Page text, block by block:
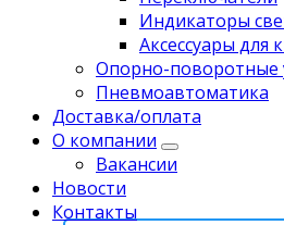
Индикаторы
Аксессуары для
Опорно-поворотные
Пневмоавтоматика
Доставка/оплата
О компании
Вакансии
Новости
Контакты